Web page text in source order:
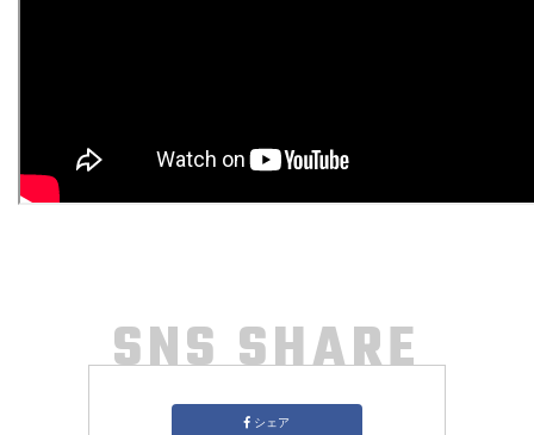
SNS SHARE
シェア